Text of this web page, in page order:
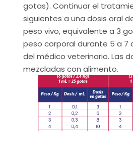
gotas). Continuar el
siguientes a una dosis oral
peso vivo, equivalente a 3
peso corporal durante 5 a 7
del médico veterinario. Las
mezcladas con alimento.